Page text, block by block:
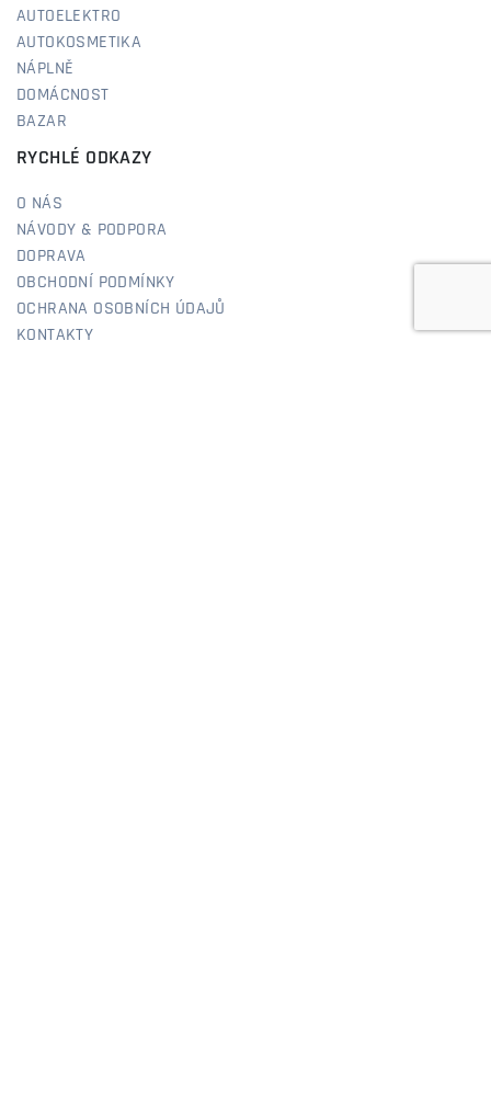
AUTOELEKTRO
AUTOKOSMETIKA
NÁPLNĚ
DOMÁCNOST
BAZAR
RYCHLÉ ODKAZY
O NÁS
NÁVODY & PODPORA
DOPRAVA
OBCHODNÍ PODMÍNKY
OCHRANA OSOBNÍCH ÚDAJŮ
KONTAKTY